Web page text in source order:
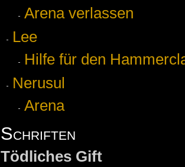
Arena verlassen
Lee
Hilfe für den
Nerusul
Arena
Schriften
Tödliches Gift